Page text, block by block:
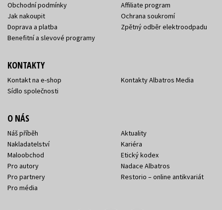
Obchodní podmínky
Jak nakoupit
Doprava a platba
Benefitní a slevové programy
Affiliate program
Ochrana soukromí
Zpětný odběr elektroodpadu
KONTAKTY
Kontakt na e-shop
Sídlo společnosti
Kontakty Albatros Media
O NÁS
Náš příběh
Nakladatelství
Maloobchod
Pro autory
Pro partnery
Pro média
Aktuality
Kariéra
Etický kodex
Nadace Albatros
Restorio – online antikvariát